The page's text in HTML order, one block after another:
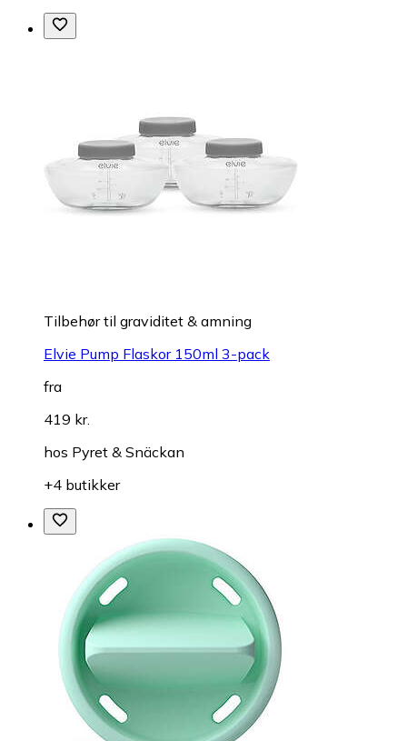
Tilbehør til graviditet & amning
Elvie Pump Flaskor 150ml 3-pack
fra
419 kr.
hos Pyret & Snäckan
+4 butikker